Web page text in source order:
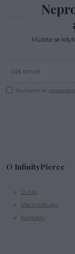
Můžete se
Souhlasím se
O InfinityPierce
O nás
Vše o nákupu
Kontakty